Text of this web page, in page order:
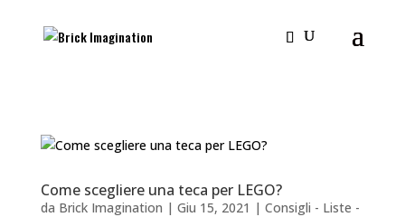
Come scegliere una teca per LEGO?
da Brick Imagination | Giu 15, 2021 | Consigli - Liste -